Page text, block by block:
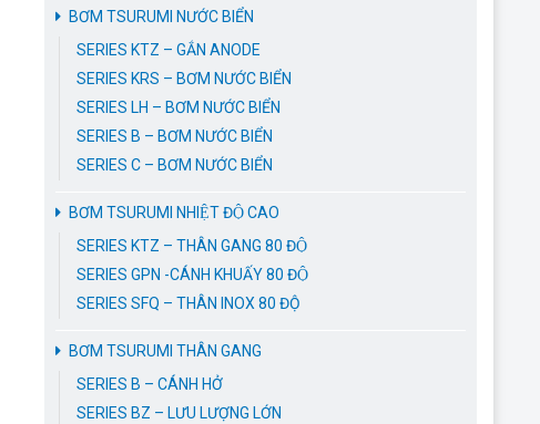
BƠM TSURUMI NƯỚC BIỂN
SERIES KTZ – GẮN ANODE
SERIES KRS – BƠM NƯỚC BIỂN
SERIES LH – BƠM NƯỚC BIỂN
SERIES B – BƠM NƯỚC BIỂN
SERIES C – BƠM NƯỚC BIỂN
BƠM TSURUMI NHIỆT ĐỘ CAO
SERIES KTZ – THÂN GANG 80 ĐỘ
SERIES GPN -CÁNH KHUẤY 80 ĐỘ
SERIES SFQ – THÂN INOX 80 ĐỘ
BƠM TSURUMI THÂN GANG
SERIES B – CÁNH HỞ
SERIES BZ – LƯU LƯỢNG LỚN